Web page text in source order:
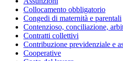
Collocamento obbligatorio
Congedi di maternità e parentali
Contenzioso, conciliazione,
Contratti collettivi
Contribuzione previdenziale e
Cooperative